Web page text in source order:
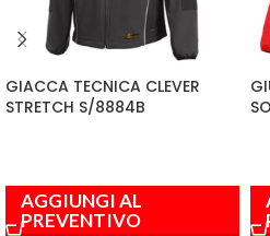
GIACCA TECNICA CLEVER
STRETCH S/8884B
AGGIUNGI AL
PREVENTIVO